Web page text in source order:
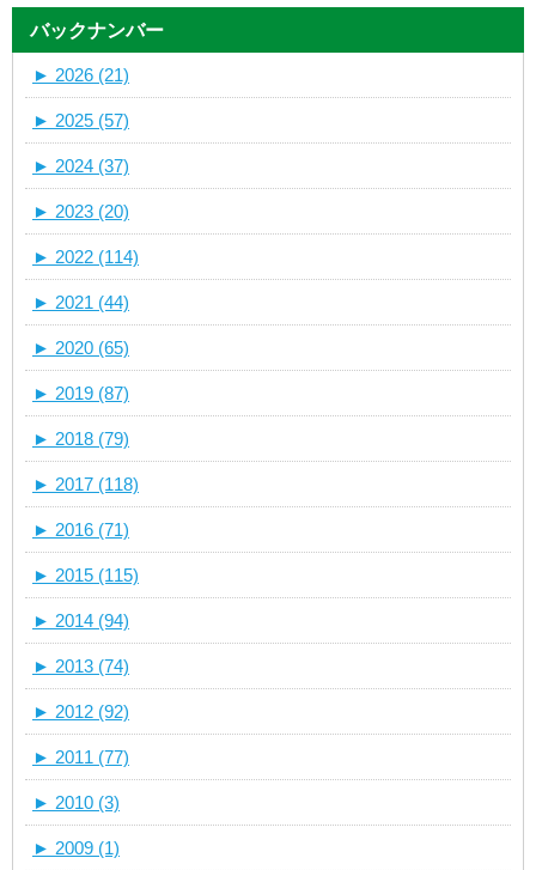
バックナンバー
► 2026 (21)
► 2025 (57)
► 2024 (37)
► 2023 (20)
► 2022 (114)
► 2021 (44)
► 2020 (65)
► 2019 (87)
► 2018 (79)
► 2017 (118)
► 2016 (71)
► 2015 (115)
► 2014 (94)
► 2013 (74)
► 2012 (92)
► 2011 (77)
► 2010 (3)
► 2009 (1)